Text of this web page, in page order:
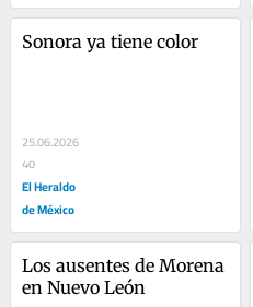
Sonora ya tiene color
25.06.2026
40
El Heraldo
de México
Los ausentes de Morena
en Nuevo León